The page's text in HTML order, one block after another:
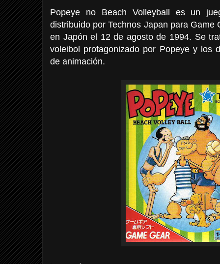
Popeye no Beach Volleyball es un
distribuido por Technos Japan para Game
en Japón el 12 de agosto de 1994. Se
voleibol protagonizado por Popeye y los
de animación.